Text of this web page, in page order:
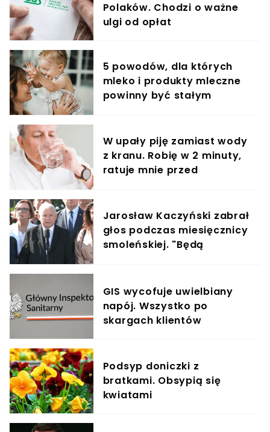
Polaków. Chodzi o ważne
ulgi od opłat
5 powodów, dla których
mleko i produkty mleczne
powinny być stałym
W upały piję zamiast wody
z kranu. Robię w 2 minuty,
ratuje mnie przed
Jarosław Kaczyński zabrał
głos podczas miesięcznicy
smoleńskiej. "Będą
GIS wycofuje uwielbiany
napój. Wszystko po
skargach klientów
Podsyp doniczki z
bratkami. Obsypią się
kwiatami